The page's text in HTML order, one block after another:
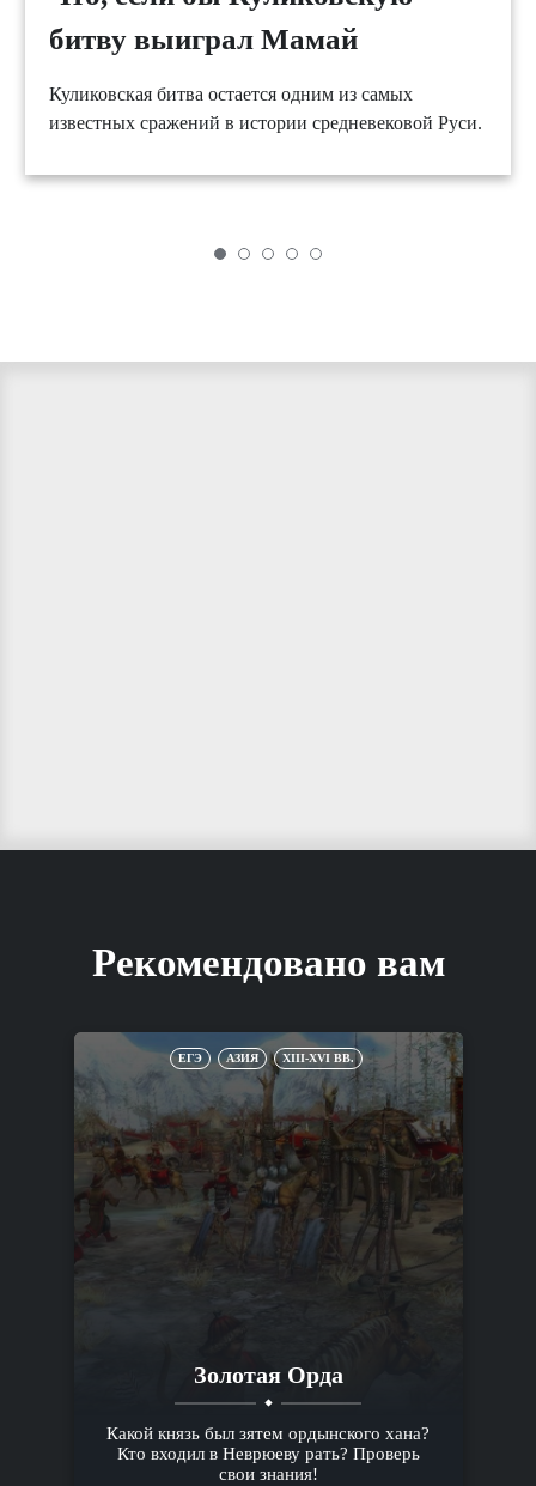
битву выиграл Мамай
Куликовская битва остается одним из самых
известных сражений в истории средневековой Руси.
Рекомендовано вам
ЕГЭ АЗИЯ XIII-XVI ВВ.
Золотая Орда
Какой князь был зятем ордынского хана?
Кто входил в Неврюеву рать? Проверь
свои знания!